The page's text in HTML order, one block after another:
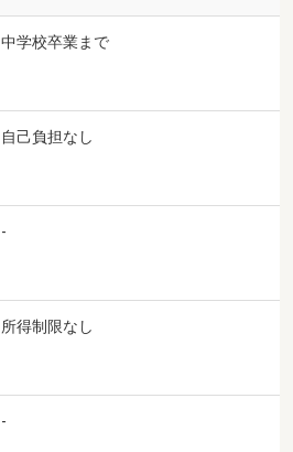
中学校卒業まで
自己負担なし
-
所得制限なし
-